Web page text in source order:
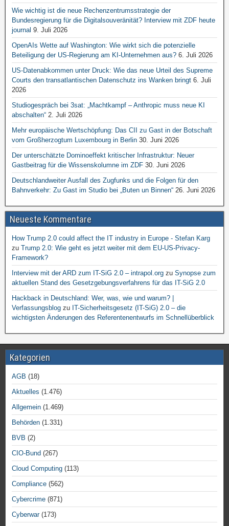
Wie wichtig ist die neue Rechenzentrumsstrategie der
Bundesregierung für die Digitalsouveränität? Interview mit ZDF heute
journal 9. Juli 2026
OpenAIs Wette auf Washington: Wie wirkt sich die potenzielle
Beteiligung der US-Regierung am KI-Unternehmen aus? 6. Juli 2026
US-Datenabkommen unter Druck: Wie das neue Urteil des Supreme
Courts den transatlantischen Datenschutz ins Wanken bringt 6. Juli
2026
Studiogespräch bei 3sat: „Machtkampf – Anthropic muss neue KI
abschalten“ 2. Juli 2026
Mehr europäische Wertschöpfung: Das CII zu Gast in der Botschaft
vom Großherzogtum Luxembourg in Berlin 30. Juni 2026
Der unterschätzte Dominoeffekt kritischer Infrastruktur: Neuer
Gastbeitrag für die Wissenskolumne im ZDF 30. Juni 2026
Deutschlandweiter Ausfall des Zugfunks und die Folgen für den
Bahnverkehr: Zu Gast im Studio bei „Buten un Binnen“ 26. Juni 2026
Neueste Kommentare
How Trump 2.0 could affect the IT industry in Europe - Stefan Karg
zu Trump 2.0: Wie geht es jetzt weiter mit dem EU-US-Privacy-
Framework?
Interview mit der ARD zum IT-SiG 2.0 – intrapol.org zu Synopse zum
aktuellen Stand des Gesetzgebungsverfahrens für das IT-SiG 2.0
Hackback in Deutschland: Wer, was, wie und warum? |
Verfassungsblog zu IT-Sicherheitsgesetz (IT-SiG) 2.0 – die
wichtigsten Änderungen des Referentenentwurfs im Schnellüberblick
Kategorien
AGB (18)
Aktuelles (1.476)
Allgemein (1.469)
Behörden (1.331)
BVB (2)
CIO-Bund (267)
Cloud Computing (113)
Compliance (562)
Cybercrime (871)
Cyberwar(173)